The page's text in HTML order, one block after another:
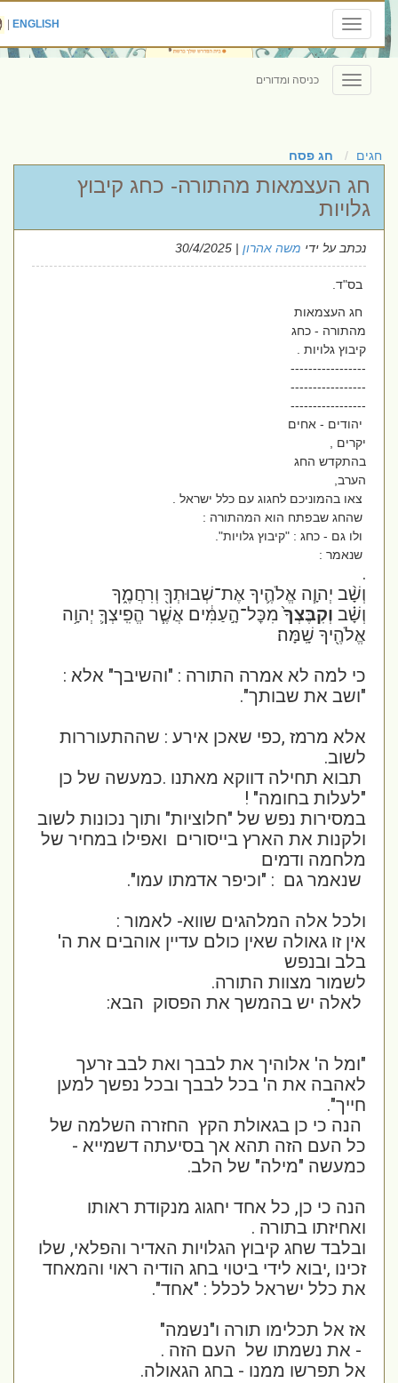
Toggle
navigation
ENGLISH
|
Toggle
navigation
כניסה ומדורים
חגים חג פסח
חג העצמאות מהתורה- כחג קיבוץ
גלויות
נכתב על ידימשה אהרון| 30/4/2025
בס"ד.
חג העצמאות
מהתורה - כחג
קיבוץ גלויות .
-----------------
-----------------
-----------------
יהודים - אחים
יקרים ,
בהתקדש החג
הערב,
צאו בהמוניכם לחגוג עם כלל ישראל .
שהחג שבפתח הוא המהתורה :
ולו גם - כחג : "קיבוץ גלויות".
שנאמר :
וְשָׁ֨ב יְהוָ֧ה אֱלֹהֶ֛יךָ אֶת־שְׁבוּתְךָ֖ וְרִחֲמֶ֑ךָ
וְשָׁ֗בוְקִבֶּצְךָ֙מִכׇּל־הָ֣עַמִּ֔ים אֲשֶׁ֧ר הֱפִֽיצְךָ֛ יְהוָ֥ה
אֱלֹהֶ֖יךָ שָֽׁמָּה׃
כי למה לא אמרה התורה : "והשיבך" אלא :
"ושב את שבותך".
אלא מרמז ,כפי שאכן אירע : שההתעוררות
לשוב.
תבוא תחילה דווקא מאתנו .כמעשה של כן
"לעלות בחומה" !
במסירות נפש של "חלוציות"ותוך נכונות לשוב
ולקנות את הארץ בייסורים ואפילו במחיר של
מלחמה ודמים
שנאמר גם : "וכיפר אדמתו עמו".
ולכל אלה המלהגים שווא- לאמור :
אין זו גאולה שאין כולם עדיין אוהבים את ה'
בלב ובנפש
לשמור מצוות התורה.
לאלה יש בהמשך את הפסוק הבא:
"ומל ה' אלוהיך את לבבך ואת לבב זרעך
לאהבה את ה' בכל לבבך ובכל נפשך למען
חייך".
הנה כי כן בגאולת הקץ החזרה השלמה של
כל העם הזה תהא אך בסיעתה דשמייא -
כמעשה "מילה" של הלב.
הנה כי כן, כל אחד יחגוג מנקודת ראותו
ואחיזתו בתורה .
ובלבד שחג קיבוץ הגלויות האדיר והפלאי, שלו
זכינו ,יבוא לידי ביטוי בחג הודיה ראוי והמאחד
את כלל ישראל לכלל : "אחד".
אז אל תכלימו תורה ו"נשמה"
- את נשמתו של העם הזה .
אל תפרשו ממנו - בחג הגאולה.